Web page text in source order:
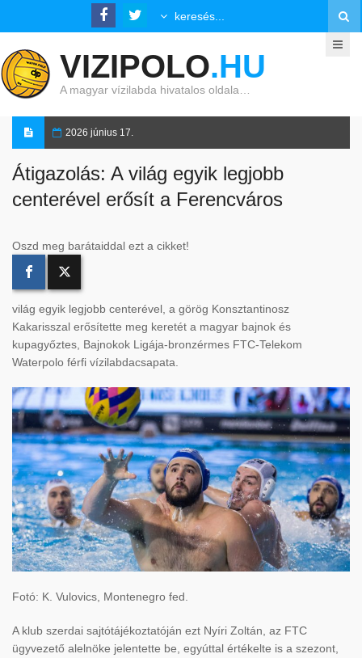
VIZIPOLO.HU
A magyar vízilabda hivatalos oldala…
2026 június 17.
Átigazolás: A világ egyik legjobb
centerével erősít a Ferencváros
Oszd meg barátaiddal ezt a cikket!
világ egyik legjobb centerével, a görög Konsztantinosz
Kakarisszal erősítette meg keretét a magyar bajnok és
kupagyőztes, Bajnokok Ligája-bronzérmes FTC-Telekom
Waterpolo férfi vízilabdacsapata.
Fotó: K. Vulovics, Montenegro fed.
A klub szerdai sajtótájékoztatóján ezt Nyíri Zoltán, az FTC
ügyvezető alelnöke jelentette be, egyúttal értékelte is a szezont,